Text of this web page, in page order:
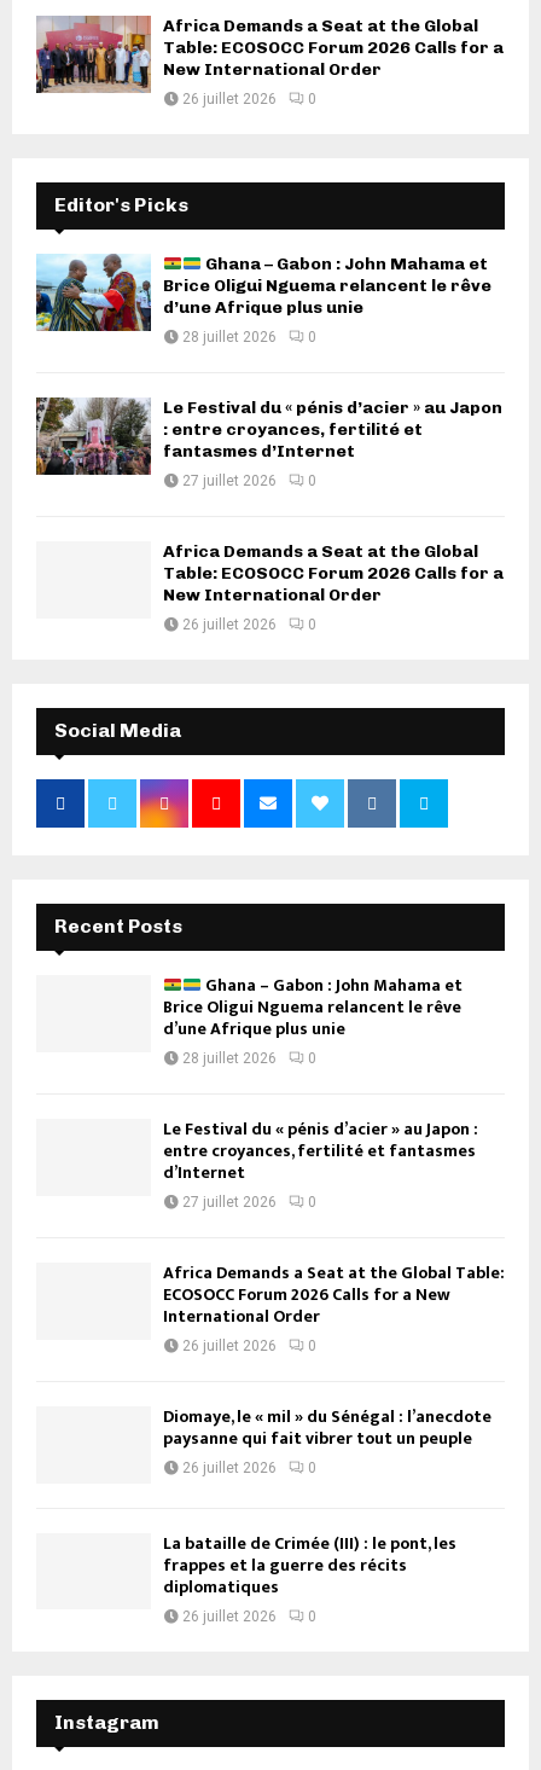
Africa Demands a Seat at the Global
Table: ECOSOCC Forum 2026 Calls for a
New International Order
26 juillet 2026 0
Editor's Picks
Ghana – Gabon : John Mahama et
Brice Oligui Nguema relancent le rêve
d’une Afrique plus unie
28 juillet 2026 0
Le Festival du « pénis d’acier » au Japon
: entre croyances, fertilité et
fantasmes d’Internet
27 juillet 2026 0
Africa Demands a Seat at the Global
Table: ECOSOCC Forum 2026 Calls for a
New International Order
26 juillet 2026 0
Social Media
Recent Posts
Ghana – Gabon : John Mahama et
Brice Oligui Nguema relancent le rêve
d’une Afrique plus unie
28 juillet 2026 0
Le Festival du « pénis d’acier » au Japon :
entre croyances, fertilité et fantasmes
d’Internet
27 juillet 2026 0
Africa Demands a Seat at the Global Table:
ECOSOCC Forum 2026 Calls for a New
International Order
26 juillet 2026 0
Diomaye, le « mil » du Sénégal : l’anecdote
paysanne qui fait vibrer tout un peuple
26 juillet 2026 0
La bataille de Crimée (III) : le pont, les
frappes et la guerre des récits
diplomatiques
26 juillet 2026 0
Instagram